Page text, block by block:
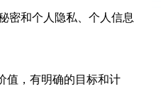
密和个人隐私、个人信息
，有明确的目标和计